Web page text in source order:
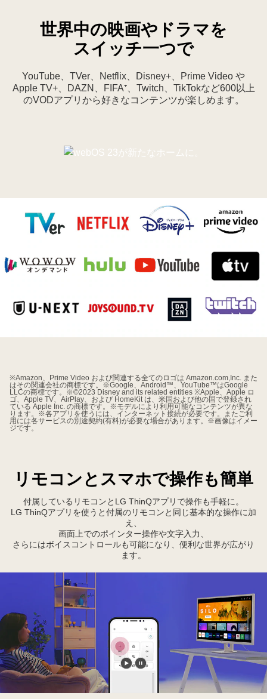
世界中の映画やドラマを
スイッチ一つで
YouTube、TVer、Netflix、Disney+、Prime Video や
Apple TV+、DAZN、FIFA⁺、Twitch、TikTokなど600以上
のVODアプリから好きなコンテンツが楽しめます。
※Amazon、Prime Video および関連する全てのロゴは Amazon.com,Inc. また
はその関連会社の商標です。※Google、Android™、YouTube™はGoogle
LLCの商標です。※©2023 Disney and its related entities ※Apple、Apple ロ
ゴ、Apple TV、AirPlay、および HomeKit は、米国および他の国で登録され
ている Apple Inc. の商標です。※モデルにより利用可能なコンテンツが異な
ります。※各アプリを使うには、インターネット接続が必要です。またご利
用には各サービスの別途契約(有料)が必要な場合があります。※画像はイメー
ジです。
リモコンとスマホで操作も簡単
付属しているリモコンとLG ThinQアプリで操作も手軽に。
LG ThinQアプリを使うと付属のリモコンと同じ基本的な操作に加
え、
画面上でのポインター操作や文字入力、
さらにはボイスコントロールも可能になり、便利な世界が広がり
ます。
動
画